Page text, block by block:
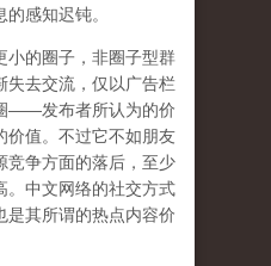
感知迟钝。
小的圈子，非圈子型群
失去交流，仅以广告栏
——发布者所认为的价
价值。不过它不如朋友
竞争方面的落后，至少
。中文网络的社交方式
是其所谓的热点内容价